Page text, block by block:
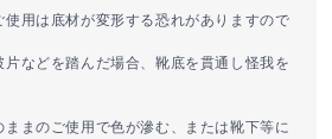
使用は底材が変形する恐れがありますので
片などを踏んだ場合、靴底を貫通し怪我を
ままのご使用で色が滲む、または靴下等に